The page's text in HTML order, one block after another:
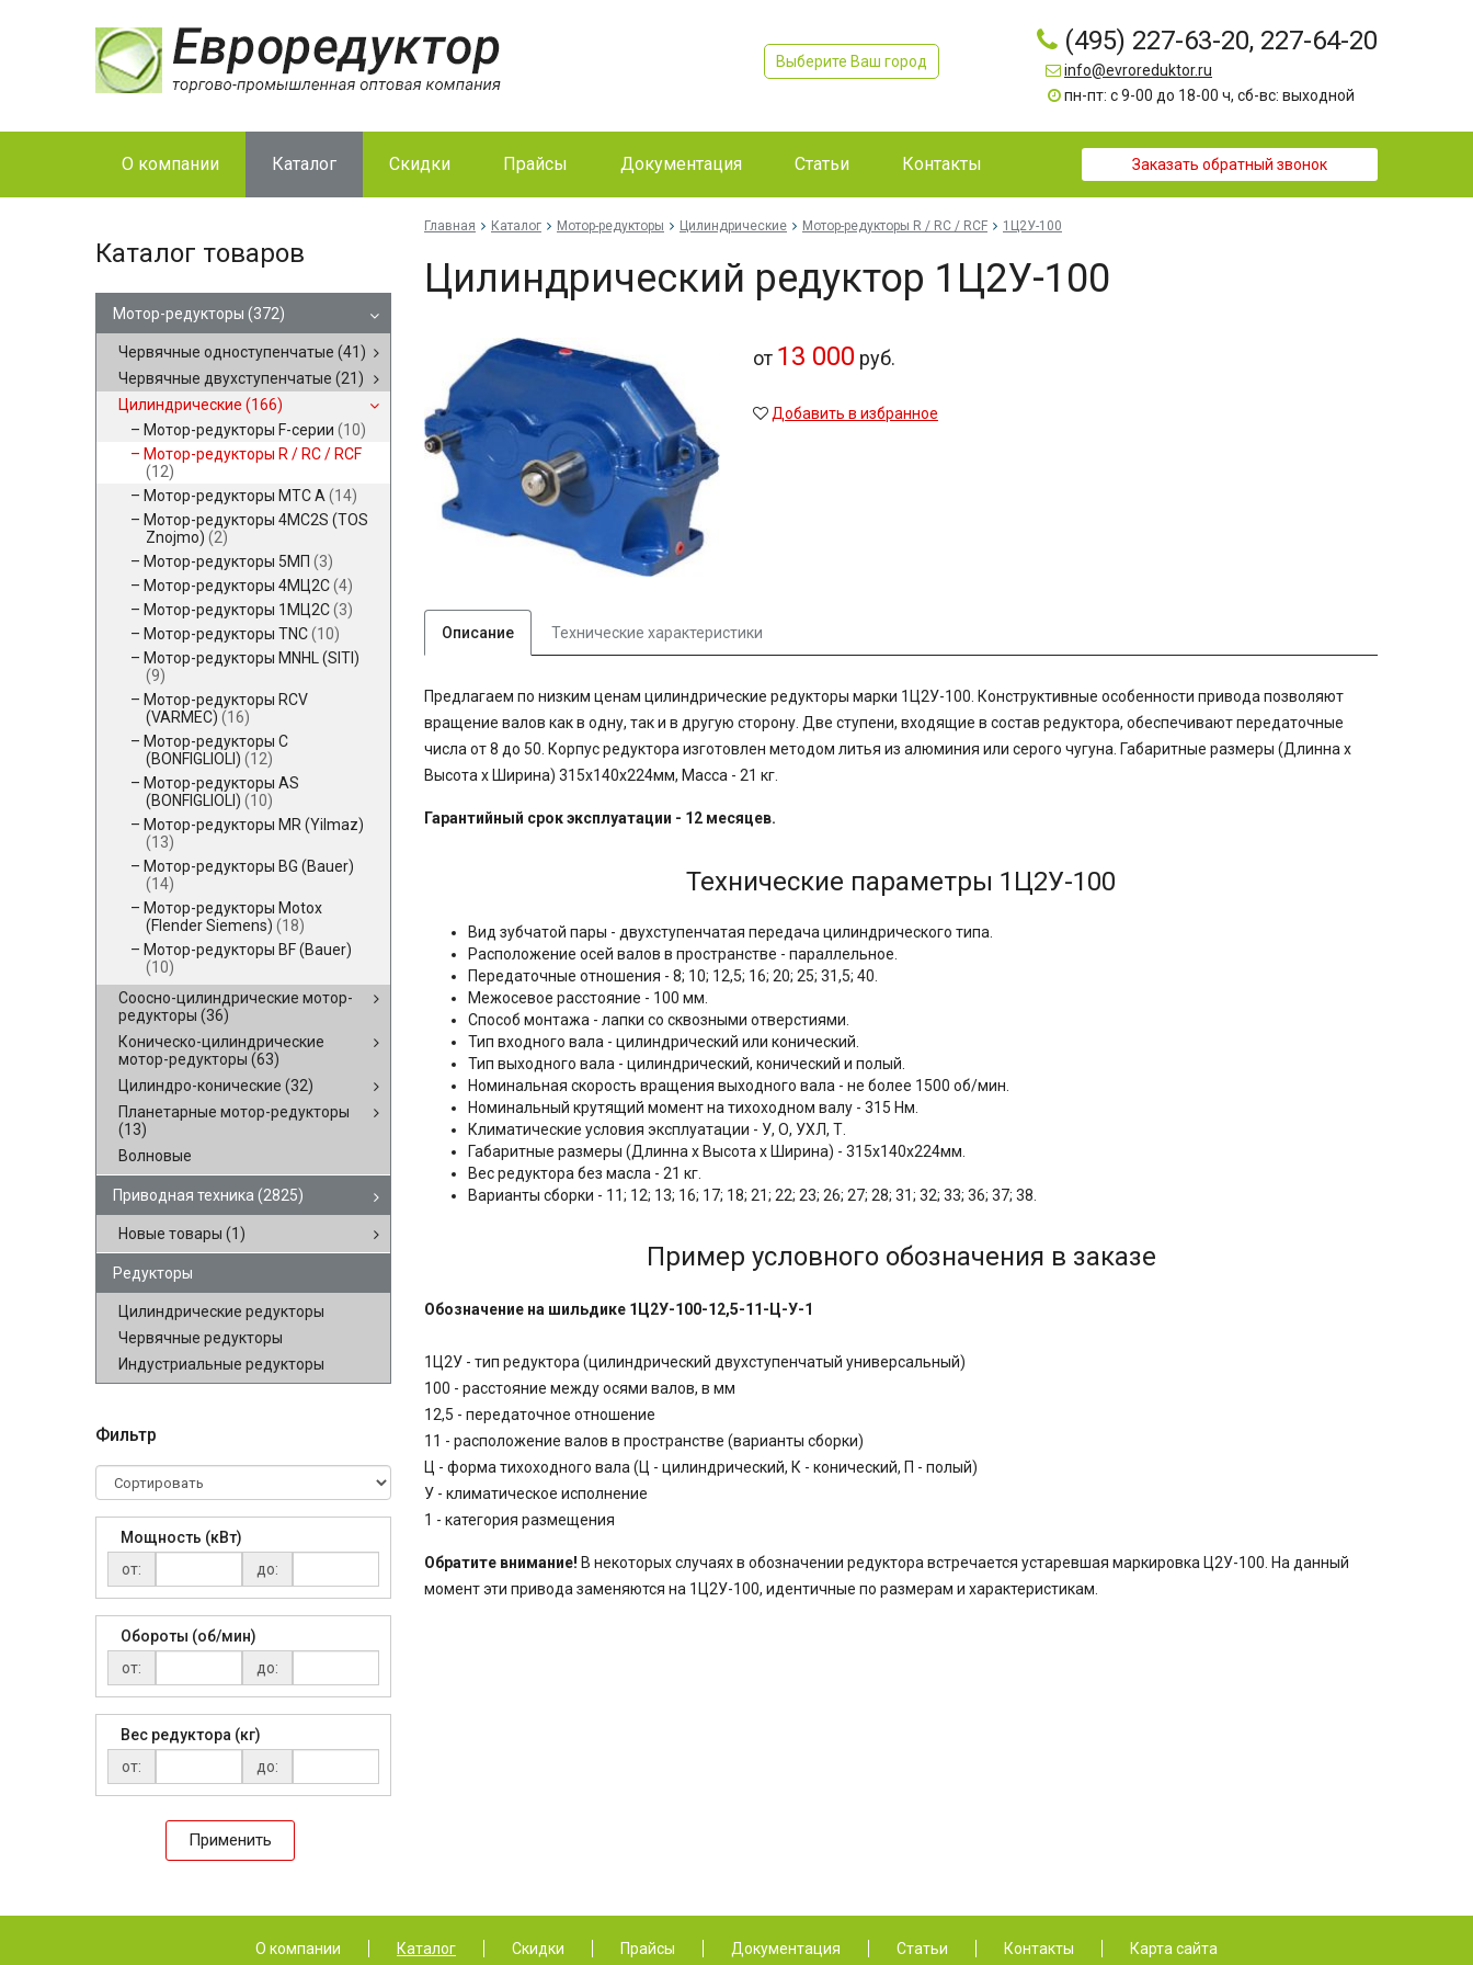
Выберите Ваш город
(495) 227-63-20, 227-64-20
info@evroreduktor.ru
пн-пт: с 9-00 до 18-00 ч, сб-вс: выходной
О компании Каталог Скидки Прайсы Документация Статьи Контакты Заказать обратный звонок
Каталог товаров
Мотор-редукторы (372)
Червячные одноступенчатые (41)
Червячные двухступенчатые (21)
Цилиндрические (166)
Мотор-редукторы F-серии (10)
Мотор-редукторы R / RC / RCF
(12)
Мотор-редукторы MTC A (14)
Мотор-редукторы 4MC2S (TOS
Znojmo) (2)
Мотор-редукторы 5МП (3)
Мотор-редукторы 4МЦ2С(4)
Мотор-редукторы 1МЦ2С(3)
Мотор-редукторы TNC(10)
Мотор-редукторы MNHL (SITI)
(9)
Мотор-редукторы RCV
(VARMEC) (16)
Мотор-редукторы C
(BONFIGLIOLI) (12)
Мотор-редукторы AS
(BONFIGLIOLI) (10)
Мотор-редукторы MR (Yilmaz)
(13)
Мотор-редукторы BG (Bauer)
(14)
Мотор-редукторы Motox
(Flender Siemens) (18)
Мотор-редукторы BF (Bauer)
(10)
Соосно-цилиндрические мотор-
редукторы (36)
Коническо-цилиндрические
мотор-редукторы (63)
Цилиндро-конические (32)
Планетарные мотор-редукторы
(13)
Волновые
Приводная техника (2825)
Новые товары (1)
Редукторы
Цилиндрические редукторы
Червячные редукторы
Индустриальные редукторы
Фильтр
Мощность (кВт)
от:
до:
Обороты (об/мин)
от:
до:
Вес редуктора (кг)
от:
до:
Применить
Главная Каталог Мотор-редукторы Цилиндрические Мотор-редукторы R / RC / RCF 1Ц2У-100
Цилиндрический редуктор 1Ц2У-100
от 13 000 руб.
Добавить в избранное
Описание Технические характеристики
Предлагаем по низким ценам цилиндрические редукторы марки 1Ц2У-100. Конструктивные особенности привода позволяют
вращение валов как в одну, так и в другую сторону. Две ступени, входящие в состав редуктора, обеспечивают передаточные
числа от 8 до 50. Корпус редуктора изготовлен методом литья из алюминия или серого чугуна. Габаритные размеры (Длинна x
Высота x Ширина) 315х140х224мм, Масса - 21 кг.
Гарантийный срок эксплуатации - 12 месяцев.
Технические параметры 1Ц2У-100
Вид зубчатой пары - двухступенчатая передача цилиндрического типа.
Расположение осей валов в пространстве - параллельное.
Передаточные отношения - 8; 10; 12,5; 16; 20; 25; 31,5; 40.
Межосевое расстояние - 100 мм.
Способ монтажа - лапки со сквозными отверстиями.
Тип входного вала - цилиндрический или конический.
Тип выходного вала - цилиндрический, конический и полый.
Номинальная скорость вращения выходного вала - не более 1500 об/мин.
Номинальный крутящий момент на тихоходном валу - 315 Нм.
Климатические условия эксплуатации - У, О, УХЛ, Т.
Габаритные размеры (Длинна x Высота x Ширина) - 315х140х224мм.
Вес редуктора без масла - 21 кг.
Варианты сборки - 11; 12; 13; 16; 17; 18; 21; 22; 23; 26; 27; 28; 31; 32; 33; 36; 37; 38.
Пример условного обозначения в заказе
Обозначение на шильдике 1Ц2У-100-12,5-11-Ц-У-1
1Ц2У - тип редуктора (цилиндрический двухступенчатый универсальный)
100 - расстояние между осями валов, в мм
12,5 - передаточное отношение
11 - расположение валов в пространстве (варианты сборки)
Ц - форма тихоходного вала (Ц - цилиндрический, К - конический, П - полый)
У - климатическое исполнение
1 - категория размещения
Обратите внимание! В некоторых случаях в обозначении редуктора встречается устаревшая маркировка Ц2У-100. На данный
момент эти привода заменяются на 1Ц2У-100, идентичные по размерам и характеристикам.
О компании Каталог Скидки Прайсы Документация Статьи Контакты Карта сайта